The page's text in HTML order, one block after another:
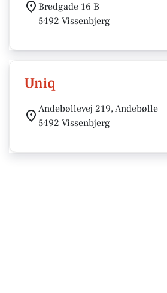
Bredgade 16 B
5492 Vissenbjerg
Uniq
Andebøllevej 219, Andebølle
5492 Vissenbjerg